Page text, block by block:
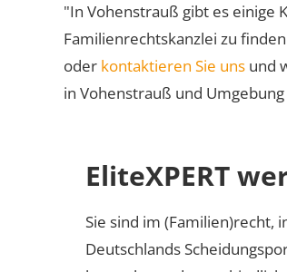
"In Vohenstrauß gibt es einige
Familienrechtskanzlei zu
oder kontaktieren Sie uns und
in Vohenstrauß und
EliteXPERT
Sie sind im (Familien)recht,
Deutschlands